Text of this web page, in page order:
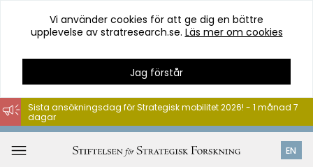
Hoppa
till
innehåll
Vi använder cookies för att ge dig en bättre
upplevelse av stratresearch.se. Läs mer om cookies
Jag förstår
EN
Sista ansökningsdag för Strategisk mobilitet 2026! - 1 månad 7
dagar